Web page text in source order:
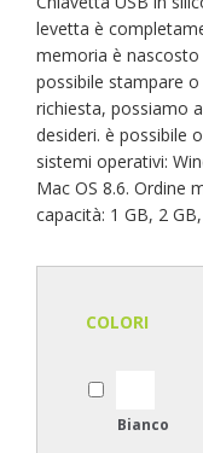
levetta è
memoria è
possibile stampare
richiesta, possiamo
desideri. è possibile
sistemi operativi:
Mac OS 8.6. Ordine
capacità: 1 GB, 2
COLORI
Bianco